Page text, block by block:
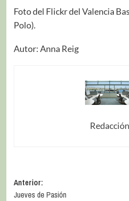
Foto del Flickr del Valencia
Polo).
Autor: Anna Reig
Redacción
Anterior:
Jueves de Pasión